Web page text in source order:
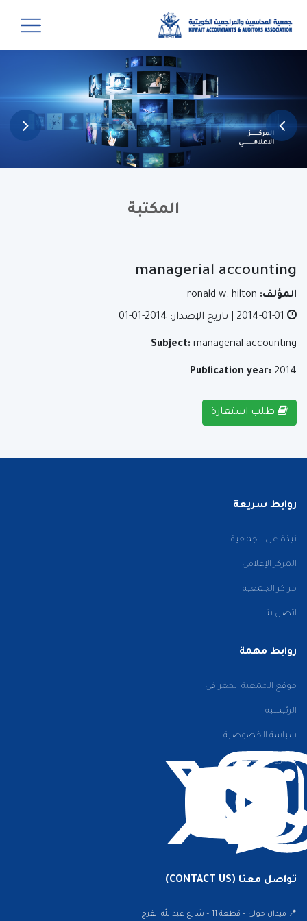
المكتبة
managerial accounting
المؤلف:
2014-01-01
| تاريخ الإصدار: 2014-01-01
Subject: managerial accounting
Publication year: 2014
طلب استعارة
روابط سريعة
نبذة عن الجمعية
المركز الإعلامي
مراكز الجمعية
اتصل بنا
روابط مهمة
موقع الجمعية الجغرافي
الرئيسية
سياسة الخصوصية
الشروط والأحكام
تواصل معنا (CONTACT US)
📍 ميدان حولي – قطعة 11 – شارع عبدالله الفرج